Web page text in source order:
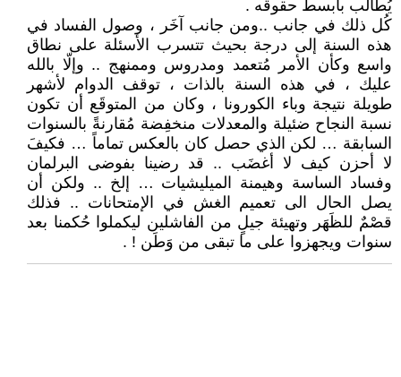
يُطالب بأبسط حقوقه .
كُل ذلك في جانب ..ومن جانب آخَر ، وصول الفساد في
هذه السنة إلى درجة بحيث تتسرب الأسئلة على نطاق
واسع وكأن الأمر مُتعمد ومدروس وممنهج .. وإلّا بالله
عليك ، في هذه السنة بالذات ، توقف الدوام لأشهر
طويلة نتيجة وباء الكورونا ، وكان من المتوقَع أن تكون
نسبة النجاح ضئيلة والمعدلات منخفِضة مُقارنةً بالسنوات
السابقة … لكن الذي حصل كان بالعكس تماماً … فكيفَ
لا أحزن كيف لا أغضَب .. قد رضينا بفوضى البرلمان
وفساد الساسة وهيمنة الميليشيات … إلخ .. ولكن أن
يصل الحال الى تعميم الغش في الإمتحانات .. فذلك
قصْمٌ للظَهَر وتهيئة جيلٍ من الفاشلين ليكملوا حُكمنا بعد
سنوات ويجهزوا على ما تبقى من وَطَن ! .